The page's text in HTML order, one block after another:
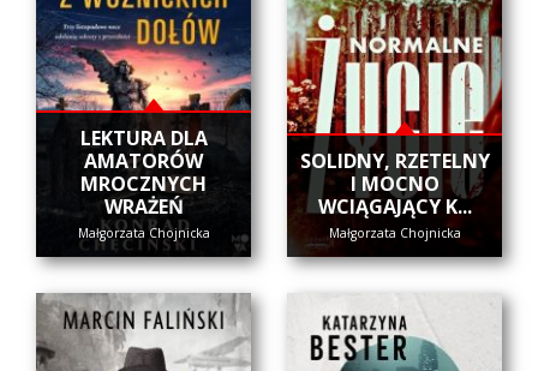
LEKTURA DLA
AMATORÓW
MROCZNYCH
WRAŻEŃ
Małgorzata Chojnicka
SOLIDNY, RZETELNY
I MOCNO
WCIĄGAJĄCY K...
Małgorzata Chojnicka